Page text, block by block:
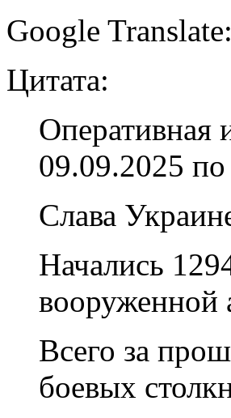
Google Translate:
Цитата:
Оперативная
09.09.2025
Слава
Начались
вооруженной
Всего за
боевых